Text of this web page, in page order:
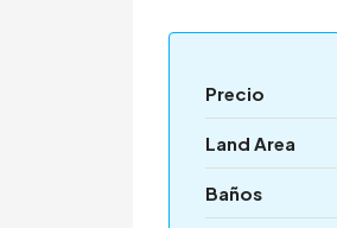
Precio
Land Area
Baños